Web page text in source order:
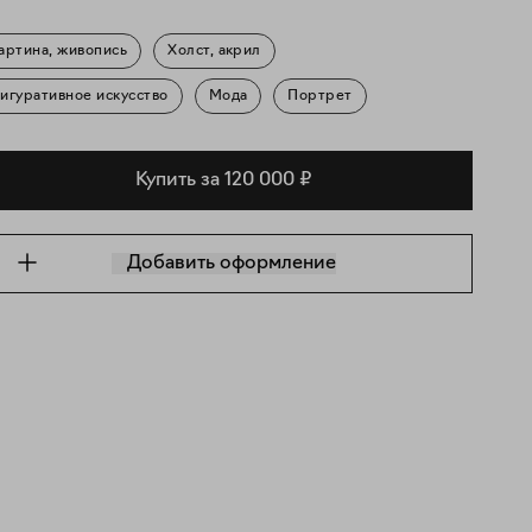
живопись Холст, акрил
искусство Мода Портрет
Купить за 120 000 ₽
Добавить оформление